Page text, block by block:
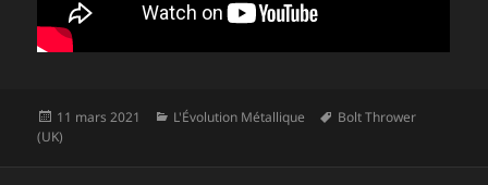
Publié
le
11 mars 2021 Catégories
L'Évolution Métallique
Mots-
Bolt Thrower
(UK)